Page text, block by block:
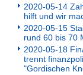
2020-05-14
hilft und wir
2020-05-15
rund 60 bis 70
2020-05-18
trennt
"Gordischen